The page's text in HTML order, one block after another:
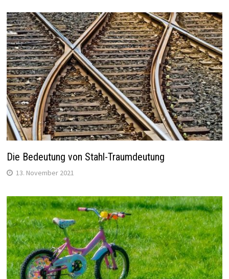
Die Bedeutung von Stahl-Traumdeutung
13. November 2021